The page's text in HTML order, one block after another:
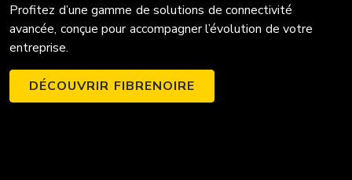
Profitez d’une gamme de solutions de connectivité
avancée, conçue pour accompagner l’évolution de votre
entreprise.
DÉCOUVRIR FIBRENOIRE